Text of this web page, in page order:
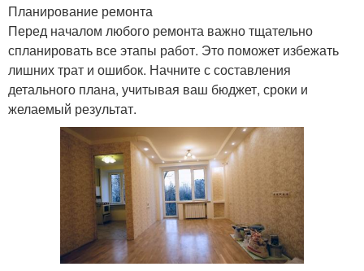
Планирование ремонта
Перед началом любого ремонта важно тщательно
спланировать все этапы работ. Это поможет избежать
лишних трат и ошибок. Начните с составления
детального плана, учитывая ваш бюджет, сроки и
желаемый результат.